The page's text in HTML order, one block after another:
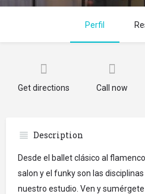
Perfil
Get directions Call now
Description
Desde el ballet clásico al
salon y el funky son las
nuestro estudio. Ven y